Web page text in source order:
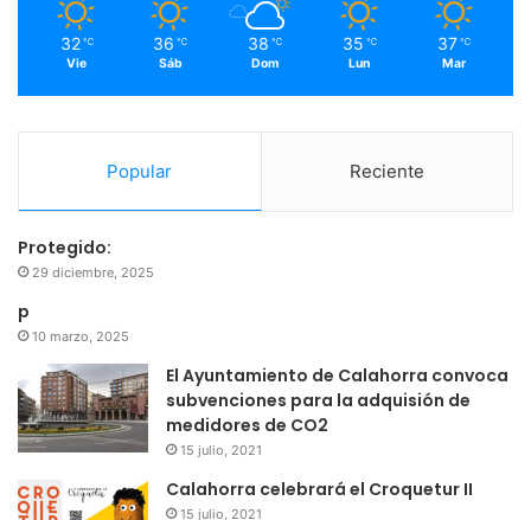
m
32 ℃
Vie
36 ℃
Sáb
38 ℃
Dom
35 ℃
Lun
37 ℃
Mar
Popular Reciente
Protegido:
29 diciembre, 2025
p
10 marzo, 2025
El Ayuntamiento de Calahorra convoca
subvenciones para la adquisión de
medidores de CO2
15 julio, 2021
Calahorra celebrará el Croquetur II
15 julio, 2021